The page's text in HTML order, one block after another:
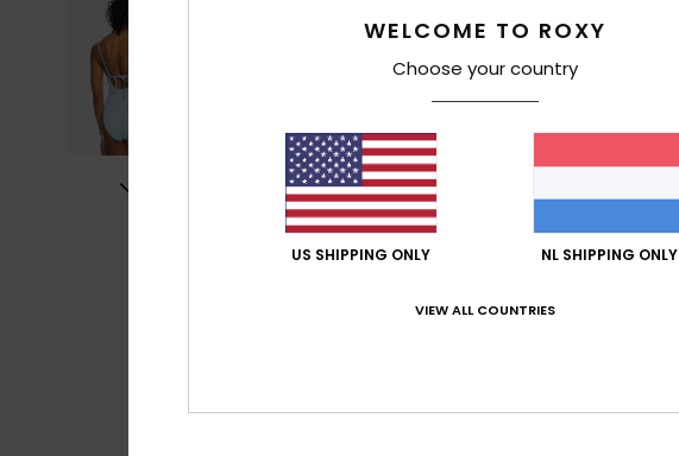
WELCOME TO ROXY
Choose your country
US SHIPPING ONLY NL SHIPPING ONLY
VIEW ALL COUNTRIES